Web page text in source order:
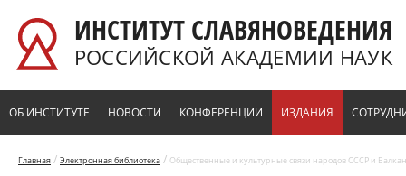
ИНСТИТУТ СЛАВЯНОВЕДЕНИЯ
РОССИЙСКОЙ АКАДЕМИИ НАУК
ОБ ИНСТИТУТЕ НОВОСТИ КОНФЕРЕНЦИИ ИЗДАНИЯ
Главная / Электронная библиотека / Общественные и культурные связи народов СССР и